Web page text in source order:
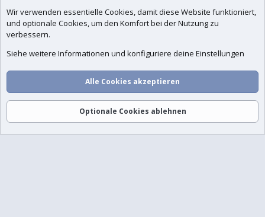
Aktuelles Anmelden Registrieren
Wir verwenden essentielle Cookies, damit diese Website funktioniert,
und optionale Cookies, um den Komfort bei der Nutzung zu
verbessern.
Siehe weitere Informationen und konfiguriere deine Einstellungen
Alle Cookies akzeptieren
Optionale Cookies ablehnen